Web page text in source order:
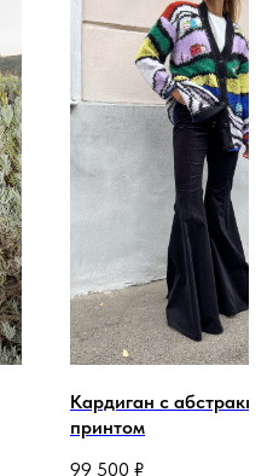
Кардиган с
принтом
99 500 ₽